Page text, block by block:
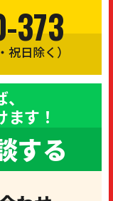
373
日除く）
す！
する